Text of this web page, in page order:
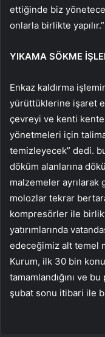
ettiğinde biz
onlarla birlikte
YIKAMA SÖKME
Enkaz kaldırma
yürüttüklerine işaret
çevreyi ve kenti
yönetmeleri için
temizleyecek” dedi.
döküm alanlarına
malzemeler
molozlar tekrar
kompresörler ile
yatırımlarında
edeceğimiz alt temel
Kurum, ilk 30 bin
tamamlandığını ve
şubat sonu itibari ile